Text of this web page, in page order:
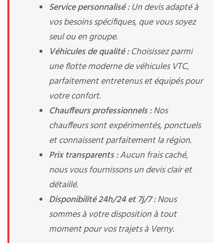
Service personnalisé :Un devis adapté à
vos besoins spécifiques, que vous soyez
seul ou en groupe.
Véhicules de qualité :Choisissez parmi
une flotte moderne de véhicules VTC,
parfaitement entretenus et équipés pour
votre confort.
Chauffeurs professionnels :Nos
chauffeurs sont expérimentés, ponctuels
et connaissent parfaitement la région.
Prix transparents :Aucun frais caché,
nous vous fournissons un devis clair et
détaillé.
Disponibilité 24h/24 et 7j/7 :Nous
sommes à votre disposition à tout
moment pour vos trajets à Verny.